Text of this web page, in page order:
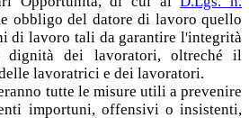
obbligo del datore di lavoro quello
di lavoro tali da garantire l'integrità
dei lavoratori, oltreché il
lavoratrici e dei lavoratori.
tutte le misure utili a prevenire
importuni, offensivi o insistenti,